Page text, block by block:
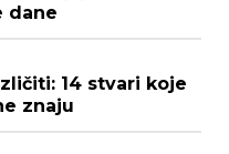
dane
14 stvari koje
znaju